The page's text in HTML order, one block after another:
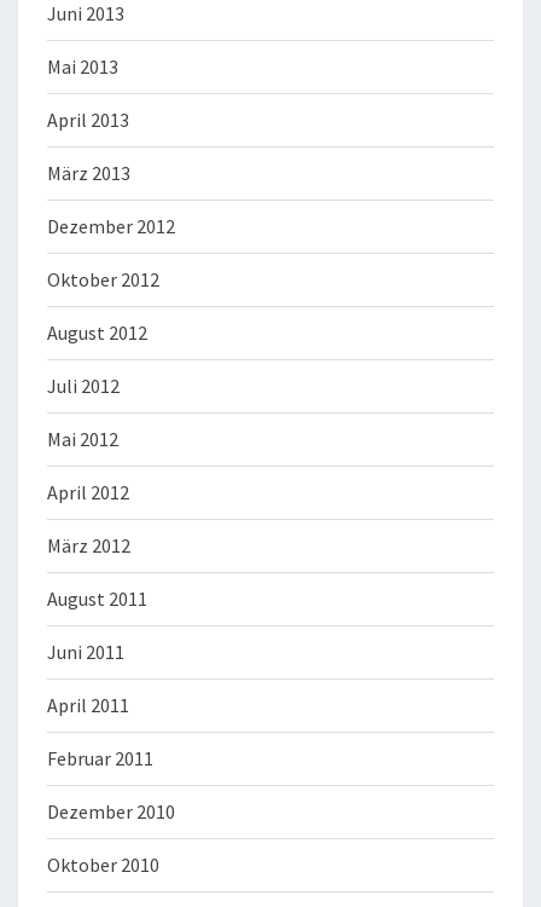
Juni 2013
Mai 2013
April 2013
März 2013
Dezember 2012
Oktober 2012
August 2012
Juli 2012
Mai 2012
April 2012
März 2012
August 2011
Juni 2011
April 2011
Februar 2011
Dezember 2010
Oktober 2010